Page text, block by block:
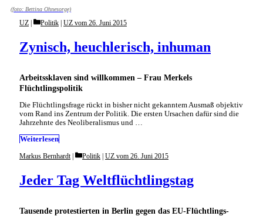
(foto: Bettina Ohnesorge)
Arbeitssklaven sind willkommen – Frau Merkels
Flüchtlingspolitik
Zynisch, heuchlerisch, inhuman
UZ Categories
Politik | UZ vom 26. Juni 2015
Die Flüchtlingsfrage rückt in bisher nicht gekanntem Ausmaß objektiv
vom Rand ins Zentrum der Politik. Die ersten Ursachen dafür sind die
Jahrzehnte des Neoliberalismus und …
Weiterlesen
Tausende protestierten in Berlin gegen das EU-Flüchtlings-
Jeder Tag Weltflüchtlingstag
Markus Bernhardt Categories
Politik UZ vom 26. Juni 2015